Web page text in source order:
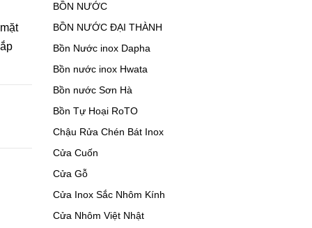
BỒN NƯỚC
BỒN NƯỚC ĐẠI THÀNH
Bồn Nước inox Dapha
Bồn nước inox Hwata
Bồn nước Sơn Hà
Bồn Tự Hoại RoTO
Chậu Rửa Chén Bát Inox
Cửa Cuốn
Cửa Gỗ
Cửa Inox Sắc Nhôm Kính
Cửa Nhôm Việt Nhật